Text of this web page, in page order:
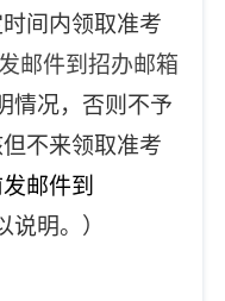
时间内领取准考
发邮件到招办邮箱
情况，否则不予
不来领取准考
邮件到
说明。）